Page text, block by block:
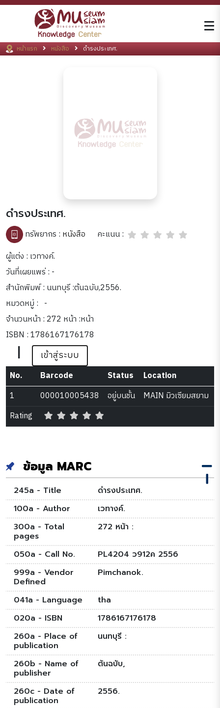
หน้าแรก หนังสือ ดำรงประเทศ.
ดำรงประเทศ.
ทรัพยากร : หนังสือ
คะแนน :
ผู้แต่ง : เวทางค์.
วันที่เผยแพร่ : -
สำนักพิมพ์ : นนทบุรี :ต้นฉบับ,2556.
หมวดหมู่ : -
จำนวนหน้า : 272 หน้า :หน้า
ISBN : 1786167176178
| เข้าสู่ระบบ
No. Barcode Status
Location
1
000010005438 อยู่บนชั้น
MAIN มิวเซียมสยาม
Rating
ข้อมูล MARC
245a - Title
ดำรงประเทศ.
100a - Author
เวทางค์.
300a - Total
pages
272 หน้า :
050a - Call No.
PL4204 ว912ค 2556
999a - Vendor
Defined
Pimchanok.
041a - Language
tha
020a - ISBN
1786167176178
260a - Place of
publication
นนทบุรี :
260b - Name of
publisher
ต้นฉบับ,
260c - Date of
publication
2556.